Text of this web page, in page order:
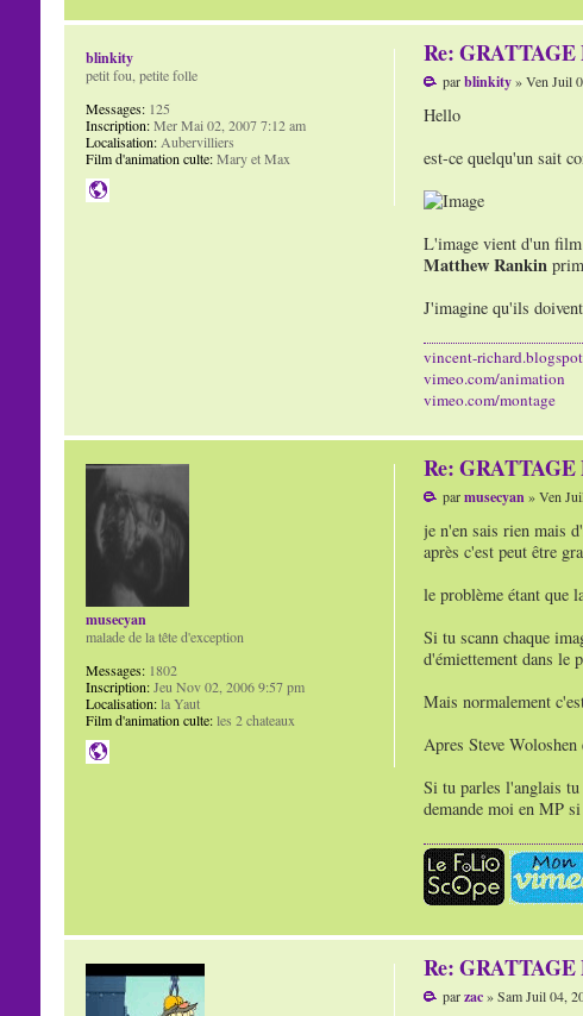
Re:
parblinkity» Ven Juil
Hello
est-ce quelqu'un sait
L'image vient d'un
Matthew Rankin
J'imagine qu'ils
vincent-
vimeo.com/animation
vimeo.com/montage
blinkity
petit fou, petite folle
Messages:125
Inscription:Mer Mai 02, 2007 7:12 am
Localisation:Aubervilliers
Film d'animation culte:Mary et Max
Re:
parmusecyan » Ven
je n'en sais rien mais
après c'est peut être
le problème étant que
Si tu scann chaque
d'émiettement dans le
Mais normalement
Apres Steve
Si tu parles l'anglais
demande moi en MP
musecyan
malade de la tête d'exception
Messages:1802
Inscription:Jeu Nov 02, 2006 9:57 pm
Localisation:la Yaut
Film d'animation culte:les 2 chateaux
Re:
parzac» Sam Juil 04,